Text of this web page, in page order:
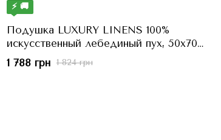
⚡ 🚚
Подушка LUXURY LINENS 100%
искусственный лебединый пух, 50x70
см
1 824 грн
1 788 грн